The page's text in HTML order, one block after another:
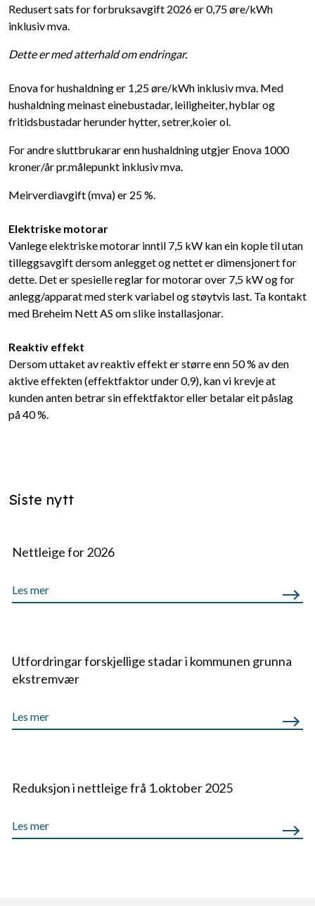
Redusert sats for forbruksavgift 2026 er 0,75 øre/kWh
inklusiv mva.
Dette er med atterhald om endringar.
Enova for hushaldning er 1,25 øre/kWh inklusiv mva. Med
hushaldning meinast einebustadar, leiligheiter, hyblar og
fritidsbustadar herunder hytter, setrer,koier ol.
For andre sluttbrukarar enn hushaldning utgjer Enova 1000
kroner/år pr.målepunkt inklusiv mva.
Meirverdiavgift (mva) er 25 %.
Elektriske motorar
Vanlege elektriske motorar inntil 7,5 kW kan ein kople til utan
tilleggsavgift dersom anlegget og nettet er dimensjonert for
dette. Det er spesielle reglar for motorar over 7,5 kW og for
anlegg/apparat med sterk variabel og støytvis last. Ta kontakt
med Breheim Nett AS om slike installasjonar.
Reaktiv effekt
Dersom uttaket av reaktiv effekt er større enn 50 % av den
aktive effekten (effektfaktor under 0,9), kan vi krevje at
kunden anten betrar sin effektfaktor eller betalar eit påslag
på 40 %.
Siste nytt
Nettleige for 2026
Les mer
Utfordringar forskjellige stadar i kommunen grunna
ekstremvær
Les mer
Reduksjon i nettleige frå 1.oktober 2025
Les mer